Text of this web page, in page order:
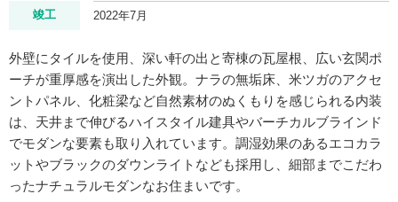
竣工 2022年7月
外壁にタイルを使用、深い軒の出と寄棟の瓦屋根、広い玄関ポ
ーチが重厚感を演出した外観。ナラの無垢床、米ツガのアクセ
ントパネル、化粧梁など自然素材のぬくもりを感じられる内装
は、天井まで伸びるハイスタイル建具やバーチカルブラインド
でモダンな要素も取り入れています。調湿効果のあるエコカラ
ットやブラックのダウンライトなども採用し、細部までこだわ
ったナチュラルモダンなお住まいです。